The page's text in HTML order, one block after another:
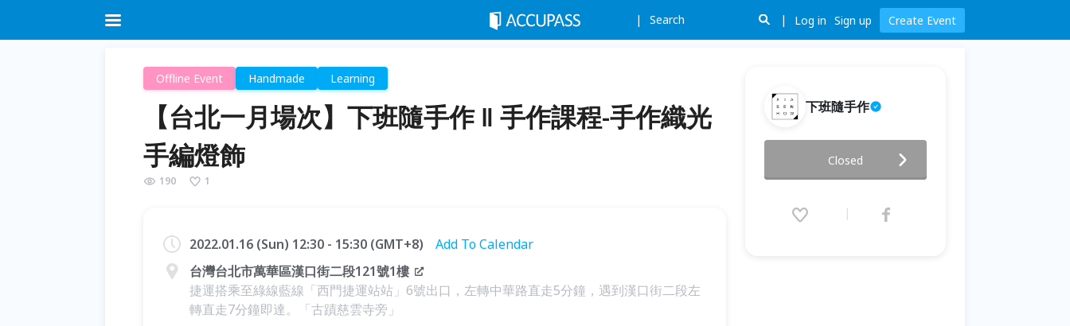
Search Log in Sign up Create Event
Offline Event Handmade Learning
【台北一月場次】下班隨手作 ‖ 手作課程-手作織光
手編燈飾
190 1
2022.01.16 (Sun) 12:30 - 15:30 (GMT+8)
Add To Calendar
台灣台北市萬華區漢口街二段121號1樓
捷運搭乘至綠線藍線「西門捷運站站」6號出口，左轉中華路直走5分鐘，遇到漢口街二段左
轉直走7分鐘即達。「古蹟慈雲寺旁」
下班隨手作
手作課程-手作織光手編燈飾
2022.01.16 (Sun) 12:30 - 15:30
Closed